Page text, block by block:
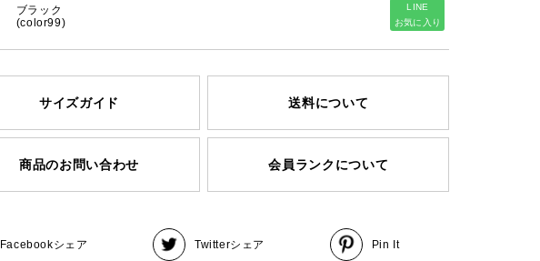
ブラック
(color99)
LINE
お気に入り
サイズガイド 送料について
商品のお問い合わせ 会員ランクについて
Facebookシェア Twitterシェア Pin It